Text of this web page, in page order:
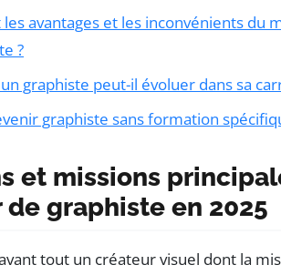
les avantages et les inconvénients du
?
graphiste peut-il évoluer dans sa
graphiste sans formation
et missions
graphiste en 2025
tout un créateur visuel dont la